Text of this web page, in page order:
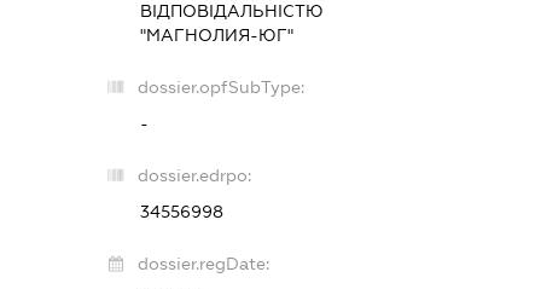
ВІДПОВІДАЛЬНІСТЮ
"МАГНОЛИЯ-ЮГ"
dossier.opfSubType:
-
dossier.edrpo:
34556998
dossier.regDate: